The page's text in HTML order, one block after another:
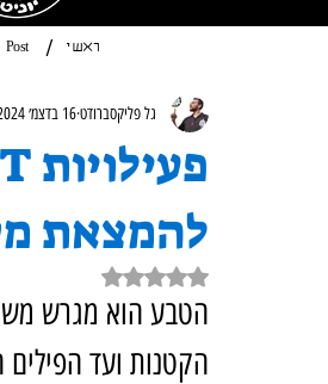
ראשי /
Post
להמצאת
גל פליקסברודט16 בדצמ׳ 2024
דירוג של NaN מתוך 5 כוכבים
הטבע הוא מגרש
הקטנות ועד הפילים